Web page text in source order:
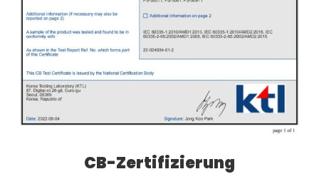
CB-Zertifizierung